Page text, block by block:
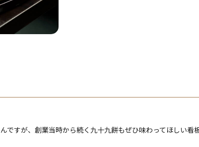
ですが、創業当時から続く九十九餅もぜひ味わってほしい